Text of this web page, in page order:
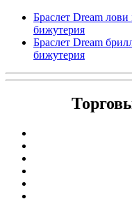
Браслет Dream
бижутерия
Браслет Dream
бижутерия